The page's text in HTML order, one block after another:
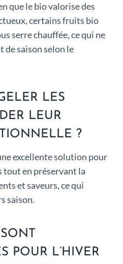
que le bio valorise des
certains fruits bio
serre chauffée, ce qui ne
de saison selon le
LES
LEUR
?
excellente solution pour
tout en préservant la
et saveurs, ce qui
saison.
POUR L’HIVER